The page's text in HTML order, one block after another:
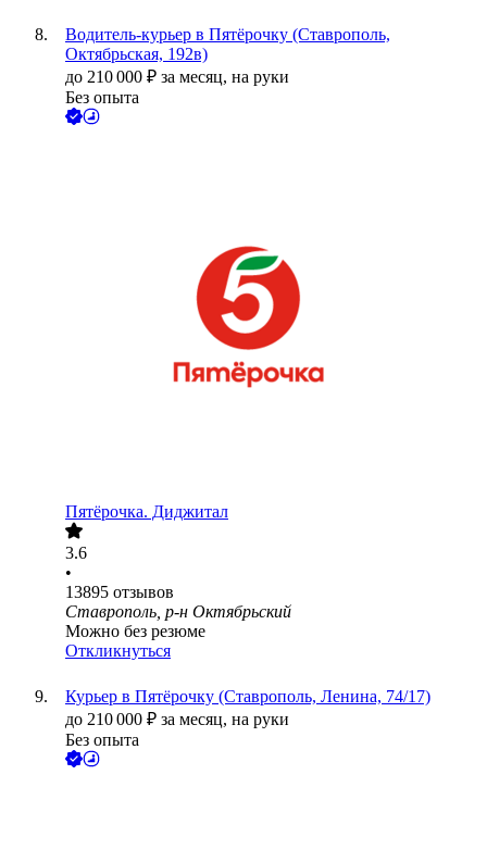
Водитель-курьер в Пятёрочку (Ставрополь,
Октябрьская, 192в)
до 210 000 ₽ за месяц, на руки
Без опыта
Пятёрочка. Диджитал
3.6
•
13895 отзывов
Ставрополь, р-н Октябрьский
Можно без резюме
Откликнуться
Курьер в Пятёрочку (Ставрополь, Ленина, 74/17)
до 210 000 ₽ за месяц, на руки
Без опыта